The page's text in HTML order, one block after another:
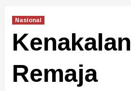
Nasional
Kenakalan
Remaja